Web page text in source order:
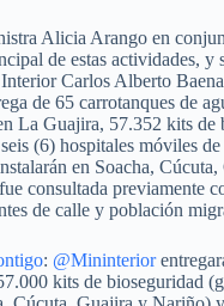
Alicia Arango en
de estas actividades, y
Carlos Alberto
de 65 carrotanques de
La Guajira, 57.352 kits de
(6) hospitales móviles
en Soacha,
consultada previamente
de calle y población
: @Mininterior
kits de bioseguridad